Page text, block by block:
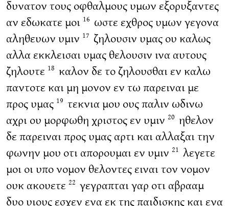
δυνατον τους οφθαλμους υμων εξορυξαντες
αν εδωκατε μοι 16 ωστε εχθρος υμων γεγονα
αληθευων υμιν 17 ζηλουσιν υμας ου καλως
αλλα εκκλεισαι υμας θελουσιν ινα αυτους
ζηλουτε 18 καλον δε το ζηλουσθαι εν καλω
παντοτε και μη μονον εν τω παρειναι με
προς υμας 19 τεκνια μου ους παλιν ωδινω
αχρι ου μορφωθη χριστος εν υμιν 20 ηθελον
δε παρειναι προς υμας αρτι και αλλαξαι την
φωνην μου οτι απορουμαι εν υμιν 21 λεγετε
μοι οι υπο νομον θελοντες ειναι τον νομον
ουκ ακουετε 22 γεγραπται γαρ οτι αβρααμ
δυο υιους εσχεν ενα εκ της παιδισκης και ενα